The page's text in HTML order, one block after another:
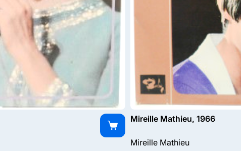
Mireille Mathieu, 1966
Mireille Mathieu